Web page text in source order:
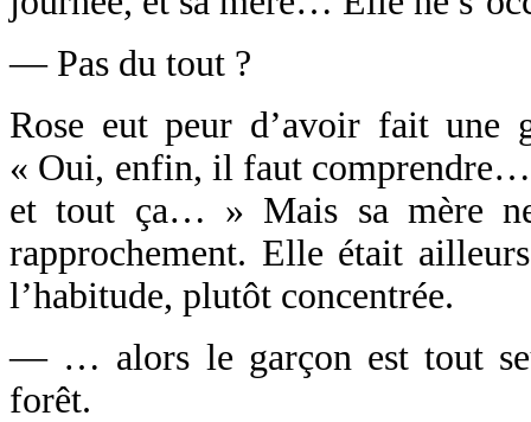
— Pas du tout ?
Rose eut peur d’avoir fait une
« Oui, enfin, il faut
et tout ça… » Mais sa mère
rapprochement. Elle était
l’habitude, plutôt concentrée.
— … alors le garçon est tout
forêt.